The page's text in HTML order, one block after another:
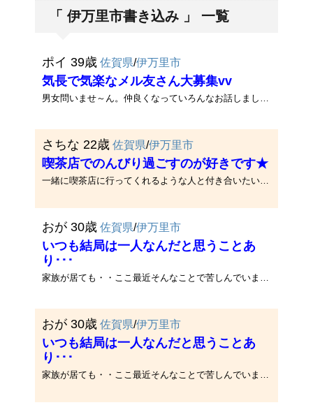
「 伊万里市書き込み 」 一覧
ポイ 39歳 佐賀県/伊万里市
気長で気楽なメル友さん大募集vv
男女問いませ～ん。仲良くなっていろんなお話しましょ♪♪でゎヨロシクです☆☆
さちな 22歳 佐賀県/伊万里市
喫茶店でのんびり過ごすのが好きです★
一緒に喫茶店に行ってくれるような人と付き合いたいです★
おが 30歳 佐賀県/伊万里市
いつも結局は一人なんだと思うことあ
り･･･
家族が居ても・・ここ最近そんなことで苦しんでいますそんな私を元気にしてくれる人はいませんか??ご連絡お待ちしてます_(．_．)_
おが 30歳 佐賀県/伊万里市
いつも結局は一人なんだと思うことあ
り･･･
家族が居ても・・ここ最近そんなことで苦しんでいますそんな私を元気にしてくれる人はいませんか??ご連絡お待ちしてます_(．_．)_